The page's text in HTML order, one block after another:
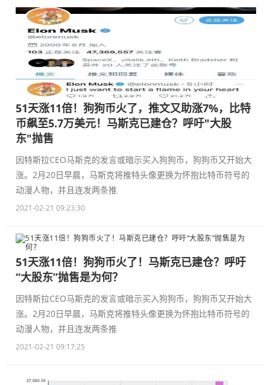
51天涨11倍！狗狗币火了，推文又助涨7%，比特
币飙至5.7万美元！马斯克已建仓？呼吁"大股
东"抛售
因特斯拉CEO马斯克的发言或暗示买入狗狗币，狗狗币又开始大
涨。2月20日早晨，马斯克将推特头像更换为怀抱比特币符号的
动漫人物，并且连发两条推
2021-02-21 09:23:30
51天涨11倍！狗狗币火了！马斯克已建仓？呼吁
“大股东”抛售是为何？
因特斯拉CEO马斯克的发言或暗示买入狗狗币，狗狗币又开始大
涨。2月20日早晨，马斯克将推特头像更换为怀抱比特币符号的
动漫人物，并且连发两条推
2021-02-21 09:17:25